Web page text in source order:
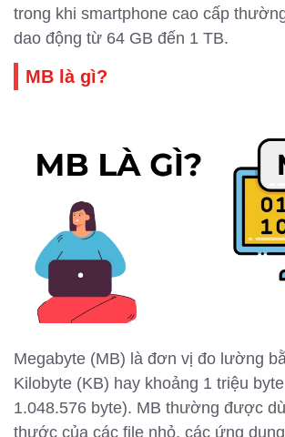
trong khi smartphone cao cấp
dao động từ 64 GB đến 1 TB.
MB là gì?
Megabyte (MB) là đơn vị đo lường
Kilobyte (KB) hay khoảng 1 triệu
1.048.576 byte). MB thường được
thước của các file nhỏ, các ứng